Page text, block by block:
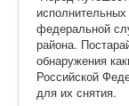
Туры по
Страны
Информация
федеральной
района.
обнаружения
Российской
для их снятия.